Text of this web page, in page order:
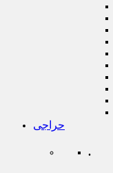
حراجی
.